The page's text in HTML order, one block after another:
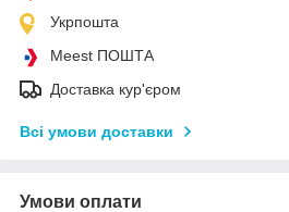
Укрпошта
Meest ПОШТА
Доставка кур'єром
Всі умови доставки
Умови оплати